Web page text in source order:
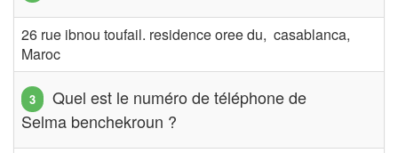
26 rue ibnou toufail. residence oree du, casablanca,
Maroc
Quel est le numéro de téléphone de
Selma benchekroun ?